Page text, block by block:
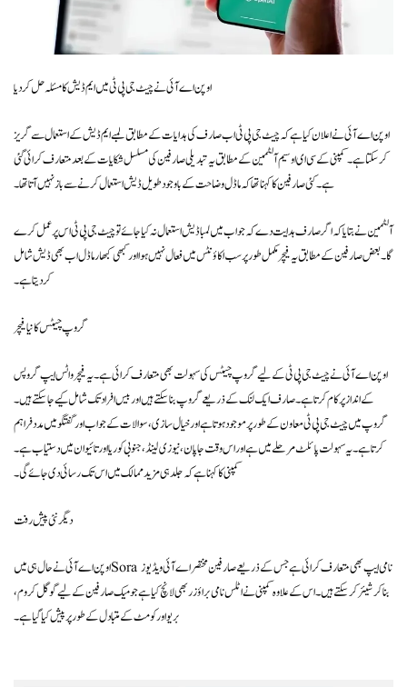
اوپن اے آئی نے چیٹ جی پی ٹی میں ایم ڈیش کا مسئلہ حل کر دیا
اوپن اے آئی نے اعلان کیا ہے کہ چیٹ جی پی ٹی اب صارف کی ہدایات کے مطابق لمبے ایم ڈیش کے استعمال سے گریز
کر سکتا ہے۔ کمپنی کے سی ای او سیم آلٹمین کے مطابق یہ تبدیلی صارفین کی مسلسل شکایات کے بعد متعارف کرائی گئی
ہے۔ کئی صارفین کا کہنا تھا کہ ماڈل وضاحت کے باوجود طویل ڈیش استعمال کرنے سے باز نہیں آتا تھا۔
آلٹمین نے بتایا کہ اگر صارف ہدایت دے کہ جواب میں لمبا ڈیش استعمال نہ کیا جائے تو چیٹ جی پی ٹی اس پر عمل کرے
گا۔ بعض صارفین کے مطابق یہ فیچر مکمل طور پر سب اکاؤنٹس میں فعال نہیں ہوا اور کبھی کبھار ماڈل اب بھی ڈیش شامل
کر دیتا ہے۔
گروپ چیٹس کا نیا فیچر
اوپن اے آئی نے چیٹ جی پی ٹی کے لیے گروپ چیٹس کی سہولت بھی متعارف کرائی ہے۔ یہ فیچر واٹس ایپ گروپس
کے انداز پر کام کرتا ہے۔ صارف ایک لنک کے ذریعے گروپ بنا سکتے ہیں اور بیس افراد تک شامل کیے جا سکتے ہیں۔
گروپ میں چیٹ جی پی ٹی معاون کے طور پر موجود ہوتا ہے اور خیال سازی، سوالات کے جواب اور گفتگو میں مدد فراہم
کرتا ہے۔ یہ سہولت پائلٹ مرحلے میں ہے اور اس وقت جاپان، نیوزی لینڈ، جنوبی کوریا اور تائیوان میں دستیاب ہے۔
کمپنی کا کہنا ہے کہ جلد ہی مزید ممالک میں اس تک رسائی دی جائے گی۔
دیگر نئی پیش رفت
اوپن اے آئی نے حال ہی میں Sora نامی ایپ بھی متعارف کرائی ہے جس کے ذریعے صارفین مختصر اے آئی ویڈیوز
بنا کر شیئر کر سکتے ہیں۔ اس کے علاوہ کمپنی نے اٹلس نامی براؤزر بھی لانچ کیا ہے جو میک صارفین کے لیے گوگل کروم،
بریو اور کومٹ کے متبادل کے طور پر پیش کیا گیا ہے۔